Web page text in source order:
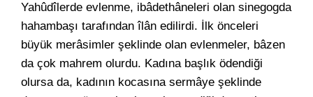
Yahûdîlerde evlenme, ibâdethâneleri olan sinegogda
hahambaşı tarafından îlân edilirdi. İlk önceleri
büyük merâsimler şeklinde olan evlenmeler, bâzen
da çok mahrem olurdu. Kadına başlık ödendiği
olursa da, kadının kocasına sermâye şeklinde